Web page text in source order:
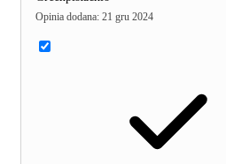
Opinia dodana: 21 gru 2024